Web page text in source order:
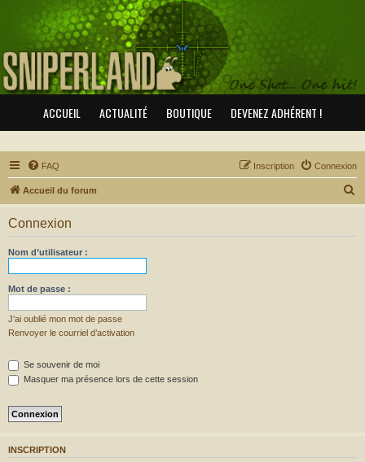
ACCUEIL ACTUALITÉ BOUTIQUE DEVENEZ ADHÉRENT !
FAQ Connexion
Inscription
Accueil du forum
Connexion
Nom d’utilisateur :
Mot de passe :
J’ai oublié mon mot de passe
Renvoyer le courriel d’activation
Se souvenir de moi
Masquer ma présence lors de cette session
INSCRIPTION